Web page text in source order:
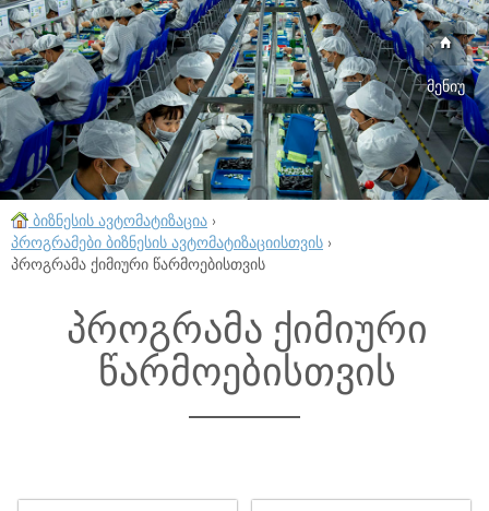
მენიუ
ბიზნესის ავტომატიზაცია ›
პროგრამები ბიზნესის ავტომატიზაციისთვის ›
პროგრამა ქიმიური წარმოებისთვის
პროგრამა ქიმიური
წარმოებისთვის